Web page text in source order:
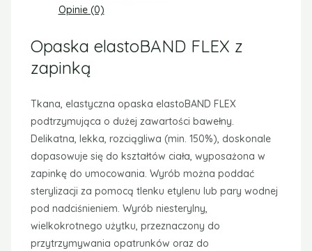
Opinie (0)
Opaska elastoBAND FLEX z
zapinką
Tkana, elastyczna opaska elastoBAND FLEX
podtrzymująca o dużej zawartości bawełny.
Delikatna, lekka, rozciągliwa (min. 150%), doskonale
dopasowuje się do kształtów ciała, wyposażona w
zapinkę do umocowania. Wyrób można poddać
sterylizacji za pomocą tlenku etylenu lub pary wodnej
pod nadciśnieniem. Wyrób niesterylny,
wielkokrotnego użytku, przeznaczony do
przytrzymywania opatrunków oraz do